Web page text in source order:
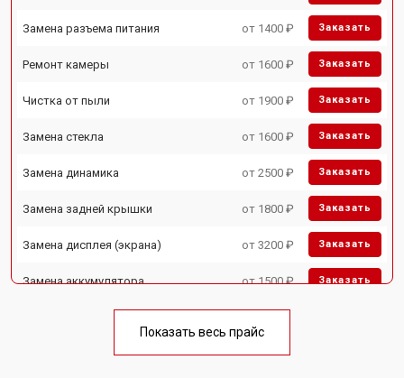
Замена разъема питания от 1400 ₽ Заказать
Ремонт камеры от 1600 ₽ Заказать
Чистка от пыли от 1900 ₽ Заказать
Замена стекла от 1600 ₽ Заказать
Замена динамика от 2500 ₽ Заказать
Замена задней крышки от 1800 ₽ Заказать
Замена дисплея (экрана) от 3200 ₽ Заказать
Замена аккумулятора от 1500 ₽ Заказать
Замена материнской платы от 3200 ₽
Показать весь прайс